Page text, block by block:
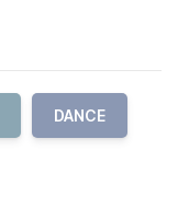
DANCE